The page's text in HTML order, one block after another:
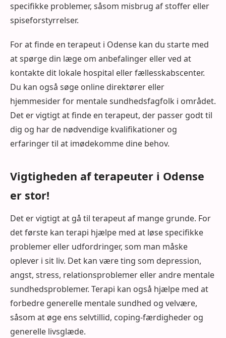
specifikke problemer, såsom misbrug af stoffer eller
spiseforstyrrelser.
For at finde en terapeut i Odense kan du starte med
at spørge din læge om anbefalinger eller ved at
kontakte dit lokale hospital eller fællesskabscenter.
Du kan også søge online direktører eller
hjemmesider for mentale sundhedsfagfolk i området.
Det er vigtigt at finde en terapeut, der passer godt til
dig og har de nødvendige kvalifikationer og
erfaringer til at imødekomme dine behov.
Vigtigheden af terapeuter i Odense
er stor!
Det er vigtigt at gå til terapeut af mange grunde. For
det første kan terapi hjælpe med at løse specifikke
problemer eller udfordringer, som man måske
oplever i sit liv. Det kan være ting som depression,
angst, stress, relationsproblemer eller andre mentale
sundhedsproblemer. Terapi kan også hjælpe med at
forbedre generelle mentale sundhed og velvære,
såsom at øge ens selvtillid, coping-færdigheder og
generelle livsglæde.